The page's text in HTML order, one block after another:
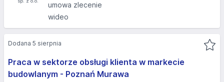
umowa zlecenie
wideo
Praca w sektorze obsługi klienta w markecie
budowlanym - Poznań Murawa
Dodana 5 sierpnia